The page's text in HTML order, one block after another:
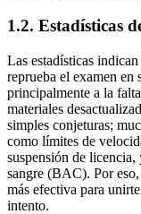
1.2. Estadísticas
Las estadísticas
reprueba el examen en
principalmente a la
materiales
simples conjeturas;
como límites de
suspensión de
sangre (BAC). Por eso,
más efectiva para
intento.